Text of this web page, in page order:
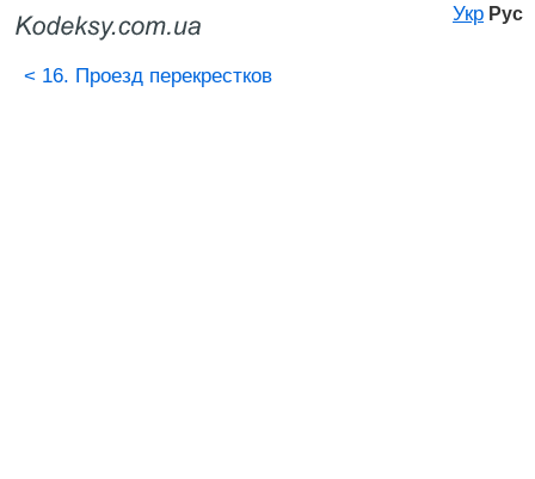
Укр Рус
< 16. Проезд перекрестков